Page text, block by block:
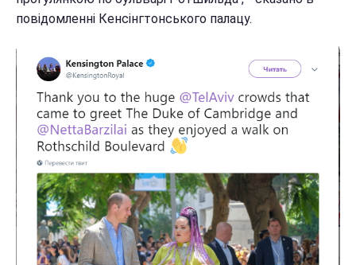
повідомленні Кенсінгтонського палацу.